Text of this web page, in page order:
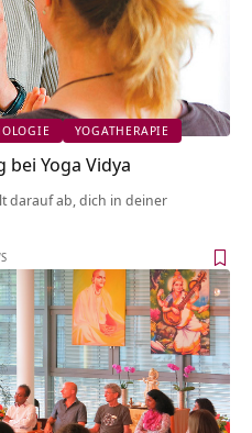
YOGATHERAPIE
Yoga Vidya
darauf ab, dich in deiner